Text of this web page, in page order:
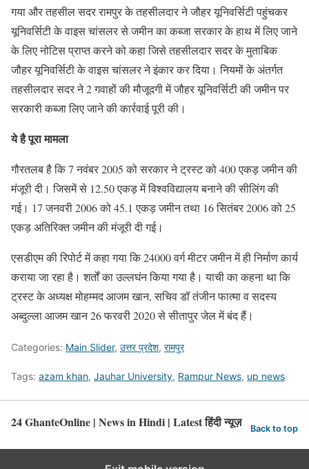
गया और तहसील सदर रामपुर के तहसीलदार ने जौहर यूनिवर्सिटी पहुंचकर
यूनिवर्सिटी के वाइस चांसलर से जमीन का कब्जा सरकार के हाथ में लिए जाने
के लिए नोटिस प्राप्त करने को कहा जिसे तहसीलदार सदर के मुताबिक
जौहर यूनिवर्सिटी के वाइस चांसलर ने इंकार कर दिया। नियमों के अंतर्गत
तहसीलदार सदर ने 2 गवाहों की मौजूदगी में जौहर यूनिवर्सिटी की जमीन पर
सरकारी कब्जा लिए जाने की कार्रवाई पूरी की।
ये है पूरा मामला
गौरतलब है कि 7 नवंबर 2005 को सरकार ने ट्रस्ट को 400 एकड़ जमीन की
मंजूरी दी। जिसमें से 12.50 एकड़ में विश्वविद्यालय बनाने की सीलिंग की
गई। 17 जनवरी 2006 को 45.1 एकड़ जमीन तथा 16 सितंबर 2006 को 25
एकड़ अतिरिक्त जमीन की मंजूरी दी गई।
एसडीएम की रिपोर्ट में कहा गया कि 24000 वर्ग मीटर जमीन में ही निर्माण कार्य
कराया जा रहा है। शर्तों का उल्लघंन किया गया है। याची का कहना था कि
ट्रस्ट के अध्यक्ष मोहम्मद आजम खान, सचिव डॉ तंजीन फात्मा व सदस्य
अब्दुल्ला आजम खान 26 फरवरी 2020 से सीतापुर जेल में बंद हैं।
Categories: Main Slider, उत्तर प्रदेश, रामपुर
Tags: azam khan, Jauhar University, Rampur News, up news
24 GhanteOnline | News in Hindi | Latest हिंदी न्यूज़ Back to top